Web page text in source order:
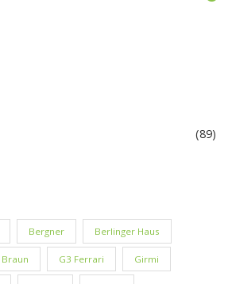
(89)
Bergner Berlinger Haus
Braun G3 Ferrari Girmi